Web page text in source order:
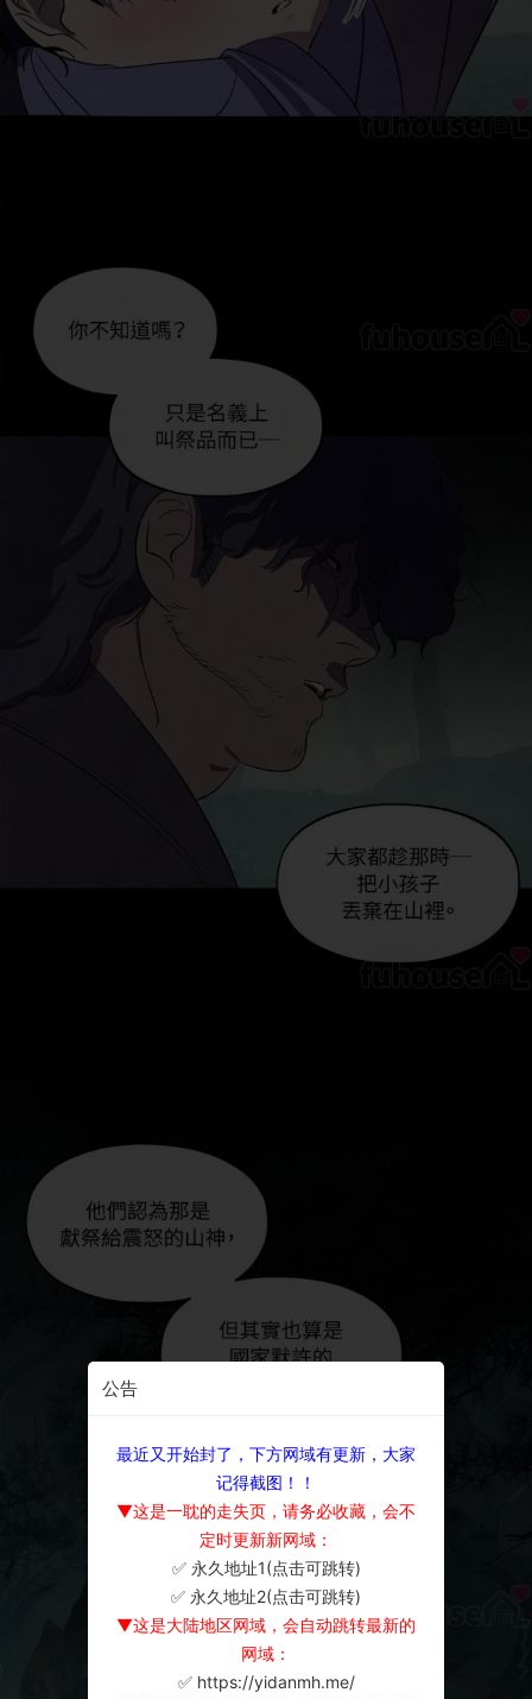
公告
最近又开始封了，下方网域有更新，大家
记得截图！！
▼这是一耽的走失页，请务必收藏，会不
定时更新新网域：
✅ 永久地址1(点击可跳转)
✅ 永久地址2(点击可跳转)
▼这是大陆地区网域，会自动跳转最新的
网域：
✅ https://yidanmh.me/